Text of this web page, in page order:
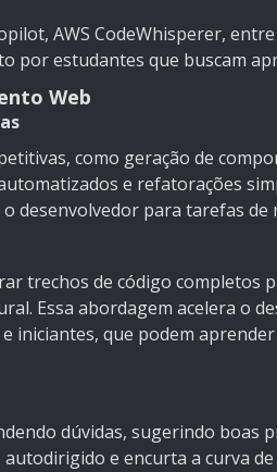
AWS CodeWhisperer,
estudantes que buscam
Web
como geração de
e refatorações
desenvolvedor para tarefas de
trechos de código completos
Essa abordagem acelera o
iniciantes, que podem
dúvidas, sugerindo boas
e encurta a curva